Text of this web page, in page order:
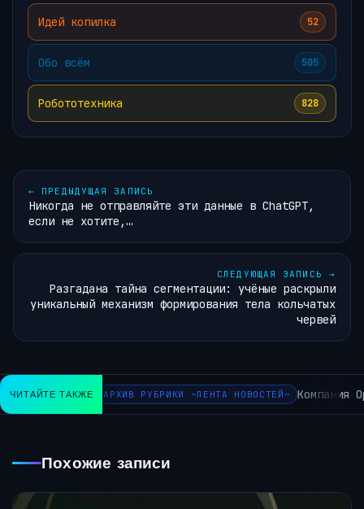
Идей копилка 52
Обо всём 505
Робототехника 828
← ПРЕДЫДУЩАЯ ЗАПИСЬ
Никогда не отправляйте эти данные в ChatGPT,
если не хотите,…
СЛЕДУЮЩАЯ ЗАПИСЬ →
Разгадана тайна сегментации: учёные раскрыли
уникальный механизм формирования тела кольчатых
червей
ЧИТАЙТЕ ТАКЖЕАРХИВ РУБРИКИ ~ЛЕНТА НОВОСТЕЙ~ Компания
Похожие записи